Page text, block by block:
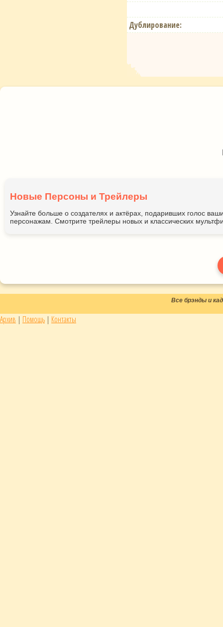
Дублирование:
Новые Персоны и Трейлеры
Узнайте больше о создателях и актёрах, подаривших голос
персонажам. Смотрите трейлеры новых и классических
Все брэнды и
Архив | Помощь | Контакты